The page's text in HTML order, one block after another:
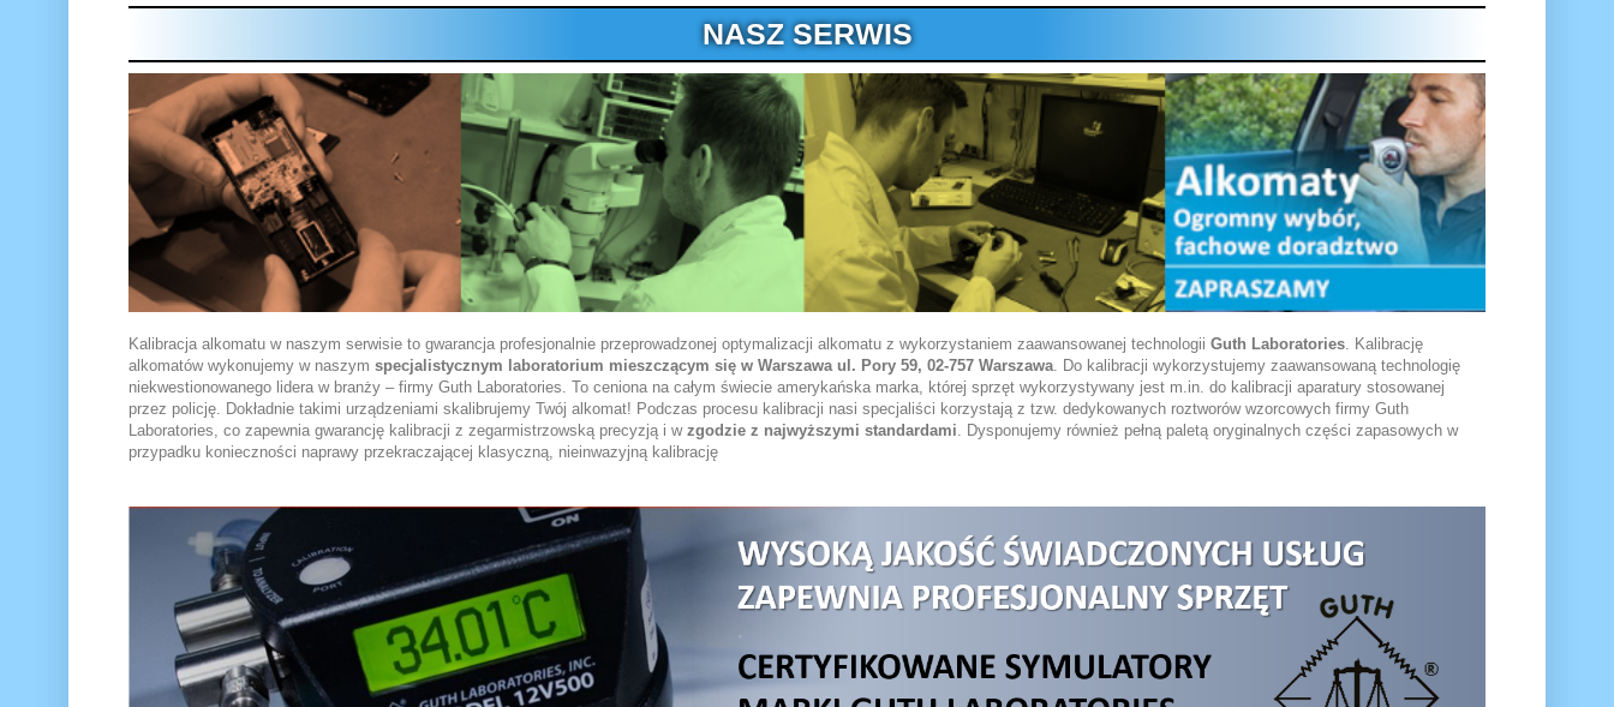
NASZ SERWIS
Kalibracja alkomatu w naszym serwisie to gwarancja profesjonalnie przeprowadzonej optymalizacji alkomatu z wykorzystaniem zaawansowanej technologii Guth Laboratories. Kalibrację
alkomatów wykonujemy w naszym specjalistycznym laboratorium mieszczącym się w Warszawa ul. Pory 59, 02-757 Warszawa. Do kalibracji wykorzystujemy zaawansowaną technologię
niekwestionowanego lidera w branży – firmy Guth Laboratories. To ceniona na całym świecie amerykańska marka, której sprzęt wykorzystywany jest m.in. do kalibracji aparatury stosowanej
przez policję. Dokładnie takimi urządzeniami skalibrujemy Twój alkomat! Podczas procesu kalibracji nasi specjaliści korzystają z tzw. dedykowanych roztworów wzorcowych firmy Guth
Laboratories, co zapewnia gwarancję kalibracji z zegarmistrzowską precyzją i w zgodzie z najwyższymi standardami. Dysponujemy również pełną paletą oryginalnych części zapasowych w
przypadku konieczności naprawy przekraczającej klasyczną, nieinwazyjną kalibrację